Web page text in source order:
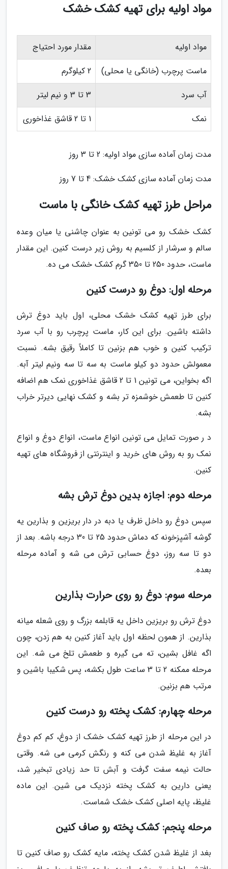
مواد اولیه برای تهیه کشک خشک
مواد اولیه
مقدار مورد احتیاج
ماست پرچرب (خانگی یا محلی)
2 کیلوگرم
آب سرد
3 تا 3 و نیم لیتر
نمک
1 تا 2 قاشق غذاخوری
مدت زمان آماده سازی مواد اولیه: 2 تا 3 روز
مدت زمان آماده سازی کشک خشک: 4 تا 7 روز
مراحل طرز تهیه کشک خانگی با ماست
کشک خشک رو می تونین به عنوان چاشنی یا میان وعده
سالم و سرشار از کلسیم به روش زیر درست کنین. این مقدار
ماست، حدود 250 تا 350 گرم کشک خشک می ده.
مرحله اول: دوغ رو درست کنین
برای طرز تهیه کشک خشک محلی، اول باید دوغ ترش
داشته باشین. برای این کار، ماست پرچرب رو با آب سرد
ترکیب کنین و خوب هم بزنین تا کاملاً رقیق بشه. نسبت
معمولش حدود دو کیلو ماست به سه تا سه ونیم لیتر آبه.
اگه بخواین، می تونین 1 تا 2 قاشق غذاخوری نمک هم اضافه
کنین تا طعمش خوشمزه تر بشه و کشک نهایی دیرتر خراب
بشه.
د ر صورت تمایل می تونین انواع ماست، انواع دوغ و انواع
نمک رو به روش های خرید و اینترنتی از فروشگاه های تهیه
کنین.
مرحله دوم: اجازه بدین دوغ ترش بشه
سپس دوغ رو داخل ظرف یا دبه در دار بریزین و بذارین یه
گوشه آشپزخونه که دماش حدود 25 تا 30 درجه باشه. بعد از
دو تا سه روز، دوغ حسابی ترش می شه و آماده مرحله
بعده.
مرحله سوم: دوغ رو روی حرارت بذارین
دوغ ترش رو بریزین داخل یه قابلمه بزرگ و روی شعله میانه
بذارین. از همون لحظه اول باید آغاز کنین به هم زدن، چون
اگه غافل بشین، ته می گیره و طعمش تلخ می شه. این
مرحله ممکنه 2 تا 3 ساعت طول بکشه، پس شکیبا باشین و
مرتب هم بزنین.
مرحله چهارم: کشک پخته رو درست کنین
در این مرحله از طرز تهیه کشک خشک از دوغ، کم کم دوغ
آغاز به غلیظ شدن می کنه و رنگش کرمی می شه. وقتی
حالت نیمه سفت گرفت و آبش تا حد زیادی تبخیر شد،
یعنی دارین به کشک پخته نزدیک می شین. این ماده
غلیظ، پایه اصلی کشک خشک شماست.
مرحله پنجم: کشک پخته رو صاف کنین
بغد از غلیظ شدن کشک پخته، مایه کشک رو صاف کنین تا